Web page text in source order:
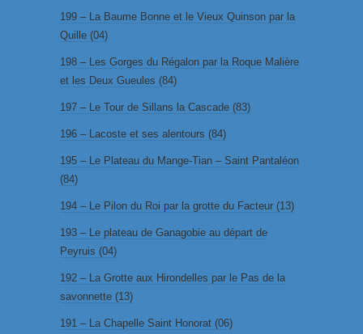
199 – La Baume Bonne et le Vieux Quinson par la
Quille (04)
198 – Les Gorges du Régalon par la Roque Malière
et les Deux Gueules (84)
197 – Le Tour de Sillans la Cascade (83)
196 – Lacoste et ses alentours (84)
195 – Le Plateau du Mange-Tian – Saint Pantaléon
(84)
194 – Le Pilon du Roi par la grotte du Facteur (13)
193 – Le plateau de Ganagobie au départ de
Peyruis (04)
192 – La Grotte aux Hirondelles par le Pas de la
savonnette (13)
191 – La Chapelle Saint Honorat (06)